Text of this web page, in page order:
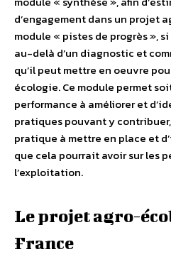
d’engagement dans un projet
module « pistes de progrès »,
au-delà d’un diagnostic et
qu’il peut mettre en oeuvre
écologie. Ce module permet
performance à améliorer et
pratiques pouvant y
pratique à mettre en place et
que cela pourrait avoir sur les
l’exploitation.
Le projet agro-
France